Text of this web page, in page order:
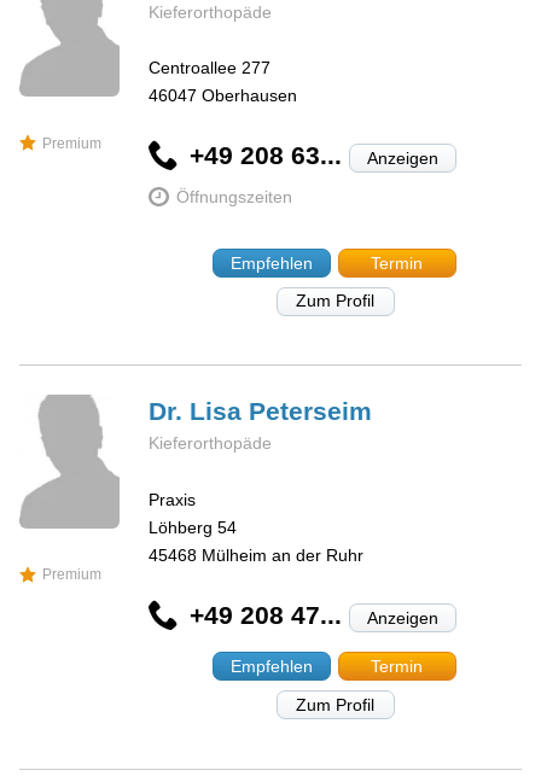
Premium
Kieferorthopäde
Centroallee 277
46047 Oberhausen
+49 208 63... Anzeigen
Öffnungszeiten
Empfehlen
Termin
Zum Profil
Premium
Dr. Lisa Peterseim
Kieferorthopäde
Praxis
Löhberg 54
45468 Mülheim an der Ruhr
+49 208 47... Anzeigen
Empfehlen
Termin
Zum Profil